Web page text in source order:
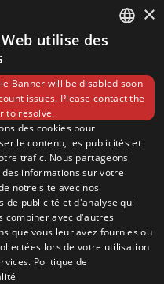
Découvre
×
utilise des
Banner will be disabled soon
issues. Please contact the
to resolve.
des cookies pour
le contenu, les publicités et
trafic. Nous partageons
informations sur votre
notre site avec nos
de publicité et d'analyse qui
combiner avec d'autres
que vous leur avez fournies ou
lors de votre utilisation
Politique de